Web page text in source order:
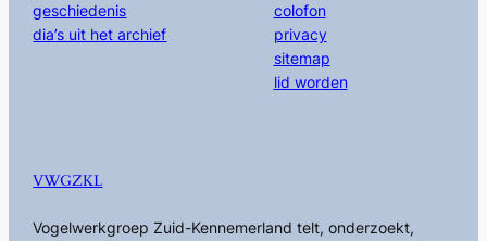
geschiedenis
dia’s uit het archief
colofon
privacy
sitemap
lid worden
VWGZKL
Vogelwerkgroep Zuid-Kennemerland telt, onderzoekt,